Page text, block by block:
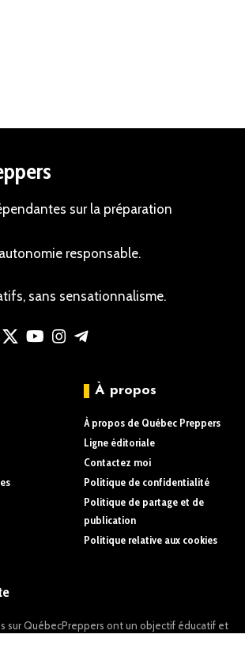
sur la préparation
responsable.
sans sensationnalisme.
À propos
À propos de Québec Preppers
Ligne éditoriale
Contactez moi
Politique de confidentialité
Politique de partage et de
publication
Politique relative aux cookies
sur QuébecPreppers ont un objectif éducatif et